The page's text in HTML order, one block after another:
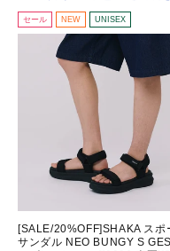
セール NEW UNISEX
[SALE/20%OFF]SHAKA スポ
サンダル NEO BUNGY S